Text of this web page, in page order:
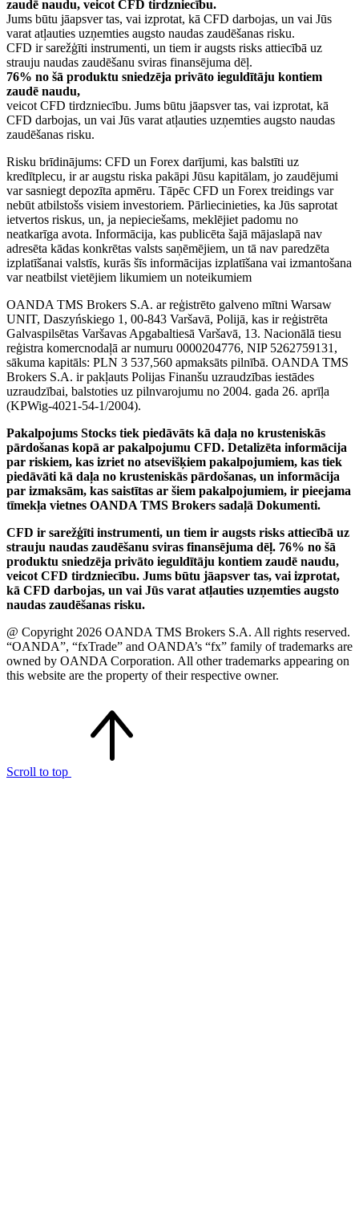
zaudē naudu, veicot CFD tirdzniecību.
Jums būtu jāapsver tas, vai izprotat, kā CFD darbojas, un vai Jūs
varat atļauties uzņemties augsto naudas zaudēšanas risku.
CFD ir sarežģīti instrumenti, un tiem ir augsts risks attiecībā uz
strauju naudas zaudēšanu sviras finansējuma dēļ.
76% no šā produktu sniedzēja privāto ieguldītāju kontiem
zaudē naudu,
veicot CFD tirdzniecību. Jums būtu jāapsver tas, vai izprotat, kā
CFD darbojas, un vai Jūs varat atļauties uzņemties augsto naudas
zaudēšanas risku.
Risku brīdinājums: CFD un Forex darījumi, kas balstīti uz
kredītplecu, ir ar augstu riska pakāpi Jūsu kapitālam, jo zaudējumi
var sasniegt depozīta apmēru. Tāpēc CFD un Forex treidings var
nebūt atbilstošs visiem investoriem. Pārliecinieties, ka Jūs saprotat
ietvertos riskus, un, ja nepieciešams, meklējiet padomu no
neatkarīga avota. Informācija, kas publicēta šajā mājaslapā nav
adresēta kādas konkrētas valsts saņēmējiem, un tā nav paredzēta
izplatīšanai valstīs, kurās šīs informācijas izplatīšana vai izmantošana
var neatbilst vietējiem likumiem un noteikumiem
OANDA TMS Brokers S.A. ar reģistrēto galveno mītni Warsaw
UNIT, Daszyńskiego 1, 00-843 Varšavā, Polijā, kas ir reģistrēta
Galvaspilsētas Varšavas Apgabaltiesā Varšavā, 13. Nacionālā tiesu
reģistra komercnodaļā ar numuru 0000204776, NIP 5262759131,
sākuma kapitāls: PLN 3 537,560 apmaksāts pilnībā. OANDA TMS
Brokers S.A. ir pakļauts Polijas Finanšu uzraudzības iestādes
uzraudzībai, balstoties uz pilnvarojumu no 2004. gada 26. aprīļa
(KPWig-4021-54-1/2004).
Pakalpojums Stocks tiek piedāvāts kā daļa no krusteniskās
pārdošanas kopā ar pakalpojumu CFD. Detalizēta informācija
par riskiem, kas izriet no atsevišķiem pakalpojumiem, kas tiek
piedāvāti kā daļa no krusteniskās pārdošanas, un informācija
par izmaksām, kas saistītas ar šiem pakalpojumiem, ir pieejama
tīmekļa vietnes OANDA TMS Brokers sadaļā Dokumenti.
CFD ir sarežģīti instrumenti, un tiem ir augsts risks attiecībā uz
strauju naudas zaudēšanu sviras finansējuma dēļ. 76% no šā
produktu sniedzēja privāto ieguldītāju kontiem zaudē naudu,
veicot CFD tirdzniecību. Jums būtu jāapsver tas, vai izprotat,
kā CFD darbojas, un vai Jūs varat atļauties uzņemties augsto
naudas zaudēšanas risku.
@ Copyright 2026 OANDA TMS Brokers S.A. All rights reserved.
“OANDA”, “fxTrade” and OANDA’s “fx” family of trademarks are
owned by OANDA Corporation. All other trademarks appearing on
this website are the property of their respective owner.
Scroll to top